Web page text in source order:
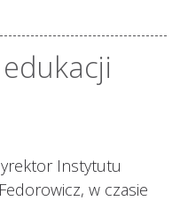
Instytutu
w czasie